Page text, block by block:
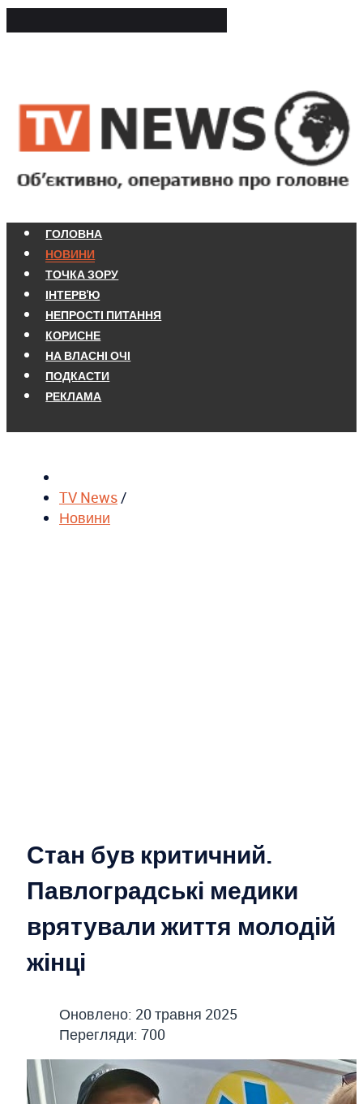
ГОЛОВНА
НОВИНИ
ТОЧКА ЗОРУ
ІНТЕРВ'Ю
НЕПРОСТІ ПИТАННЯ
КОРИСНЕ
НА ВЛАСНІ ОЧІ
ПОДКАСТИ
РЕКЛАМА
TV News/
Новини
Стан був критичний.
Павлоградські медики
врятували життя молодій
жінці
Оновлено: 20 травня 2025
Перегляди: 700